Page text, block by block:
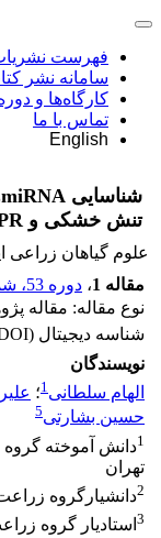
فهرست
سامانه نشر
کارگاه‌ها و
تماس با ما
English
تنش خشکی و PGPR
علوم گیاهان زراعی
مقاله 1
، دوره 53، شماره 4
نوع مقاله: مقاله
شناسه دیجیتال (DOI):
نویسندگان
الهام سلطانی1؛
حسین بشارتی5
1دانش آموخته گروه
تهران
2دانشیارگروه
3 استادیار گروه